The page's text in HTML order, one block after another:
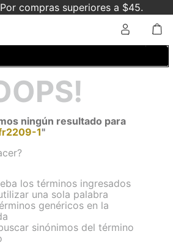
Por compras superiores a $45.
ningún resultado para
1"
los términos ingresados
una sola palabra
genéricos en la
sinónimos del término